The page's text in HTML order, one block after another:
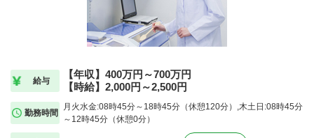
給与
【年収】400万円～700万円
【時給】2,000円～2,500円
勤務時間
月火水金:08時45分～18時45分（休憩120分）,木土日:08時45分
～12時45分（休憩0分）